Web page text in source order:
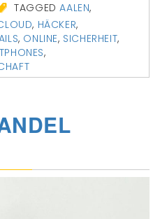
TAGGEDAALEN,
, HÄCKER,
, ONLINE, SICHERHEIT,
,